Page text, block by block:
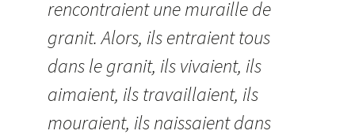
rencontraient une muraille de
granit. Alors, ils entraient tous
dans le granit, ils vivaient, ils
aimaient, ils travaillaient, ils
mouraient, ils naissaient dans